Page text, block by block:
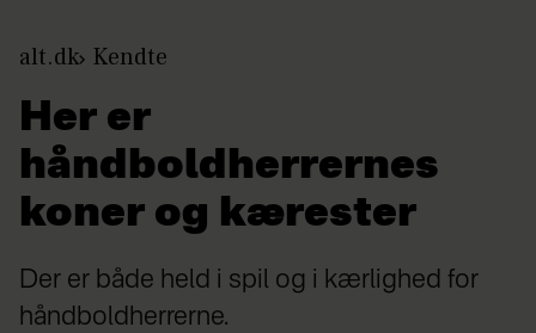
alt.dk Kendte
Her er
håndboldherrernes
koner og kærester
Der er både held i spil og i kærlighed for
håndboldherrerne.